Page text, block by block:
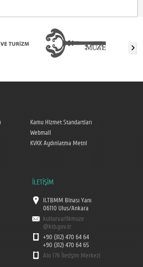
Kamu Hizmet Standartları
Webmail
KVKK Aydınlatma Metni
İLETİŞİM
II.TBMM Binası Yanı
06110 Ulus/Ankara
kulturvarlikmuze
@ktb.gov.tr
+90 (312) 470 64 64
+90 (312) 470 64 65
Alo 176 İletişim Merkezi